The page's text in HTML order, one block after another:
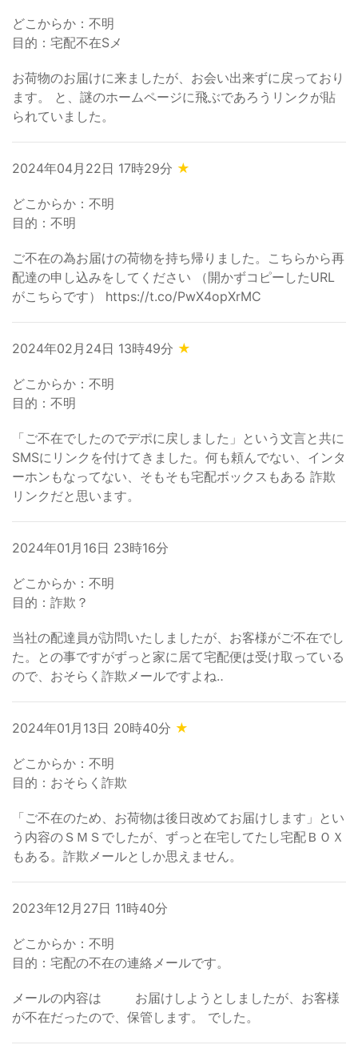
どこからか：不明
目的：宅配不在Sメ
お荷物のお届けに来ましたが、お会い出来ずに戻っており
ます。 と、謎のホームページに飛ぶであろうリンクが貼
られていました。
2024年04月22日 17時29分 ★
どこからか：不明
目的：不明
ご不在の為お届けの荷物を持ち帰りました。こちらから再
配達の申し込みをしてください （開かずコピーしたURL
がこちらです） https://t.co/PwX4opXrMC
2024年02月24日 13時49分 ★
どこからか：不明
目的：不明
「ご不在でしたのでデポに戻しました」という文言と共に
SMSにリンクを付けてきました。何も頼んでない、インタ
ーホンもなってない、そもそも宅配ボックスもある 詐欺
リンクだと思います。
2024年01月16日 23時16分
どこからか：不明
目的：詐欺？
当社の配達員が訪問いたしましたが、お客様がご不在でし
た。との事ですがずっと家に居て宅配便は受け取っている
ので、おそらく詐欺メールですよね‥
2024年01月13日 20時40分 ★
どこからか：不明
目的：おそらく詐欺
「ご不在のため、お荷物は後日改めてお届けします」とい
う内容のＳＭＳでしたが、ずっと在宅してたし宅配ＢＯＸ
もある。詐欺メールとしか思えません。
2023年12月27日 11時40分
どこからか：不明
目的：宅配の不在の連絡メールです。
メールの内容は お届けしようとしましたが、お客様
が不在だったので、保管します。 でした。